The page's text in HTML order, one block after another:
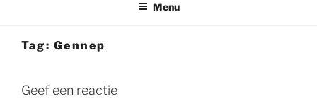
Menu
Tag:Gennep
Geef een reactie